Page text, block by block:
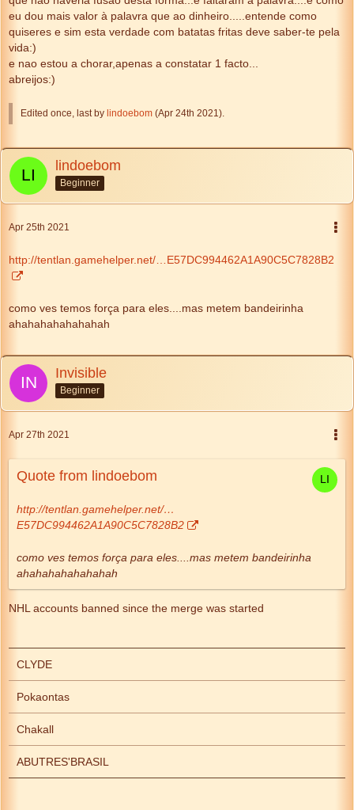
eu dou mais valor à palavra que ao dinheiro.....entende como
quiseres e sim esta verdade com batatas fritas deve saber-te pela
vida:)
e nao estou a chorar,apenas a constatar 1 facto...
abreijos:)
Edited once, last by lindoebom (Apr 24th 2021 ).
lindoebom
Beginner
Apr 25th 2021
http://tentlan.gamehelper.net/…E57DC994462A1A90C5C7828B2
como ves temos força para eles....mas metem bandeirinha
ahahahahahahahah
Invisible
Beginner
Apr 27th 2021
Quote from lindoebom
http://tentlan.gamehelper.net/…
E57DC994462A1A90C5C7828B2
como ves temos força para eles....mas metem bandeirinha
ahahahahahahahah
NHL accounts banned since the merge was started
CLYDE
Pokaontas
Chakall
ABUTRES'BRASIL